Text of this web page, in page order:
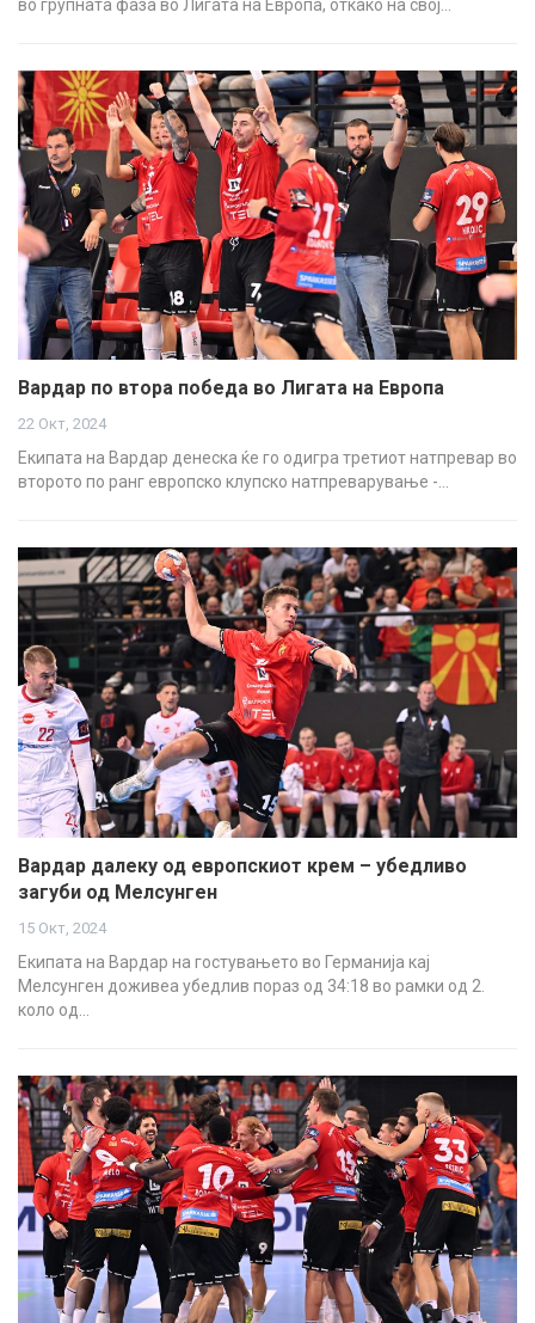
во групната фаза во Лигата на Европа, откако на свој…
Вардар по втора победа во Лигата на Европа
22 Окт, 2024
Екипата на Вардар денеска ќе го одигра третиот натпревар во
второто по ранг европско клупско натпреварување -…
Вардар далеку од европскиот крем – убедливо
загуби од Мелсунген
15 Окт, 2024
Екипата на Вардар на гостувањето во Германија кај
Мелсунген доживеа убедлив пораз од 34:18 во рамки од 2.
коло од…